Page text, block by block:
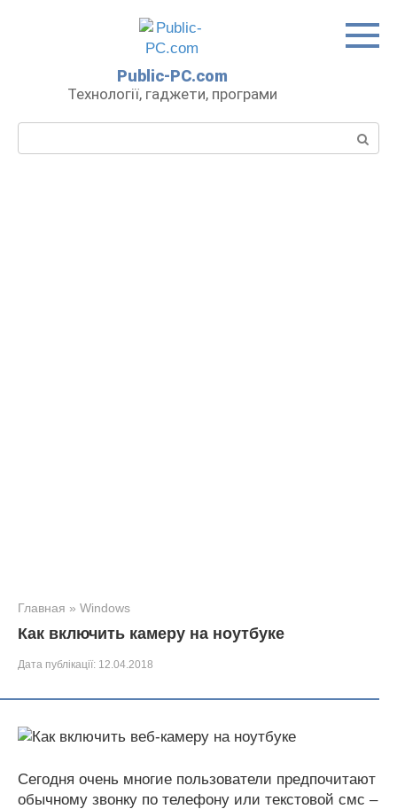
Public-PC.com
Технології, гаджети, програми
Главная » Windows
Как включить камеру на ноутбуке
Дата публікації: 12.04.2018
Сегодня очень многие пользователи предпочитают
обычному звонку по телефону или текстовой смс –